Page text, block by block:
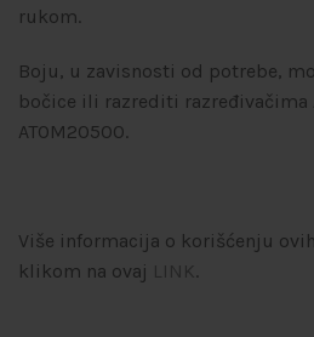
rukom.
Boju, u zavisnosti od potrebe,
bočice ili razrediti razređivačima
ATOM20500.
Više informacija o korišćenju
klikom na ovaj